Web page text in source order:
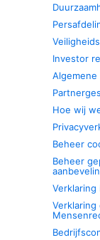
Investor
Algemene
Hoe wij
Beheer
Beheer
Verklaring
Verklaring